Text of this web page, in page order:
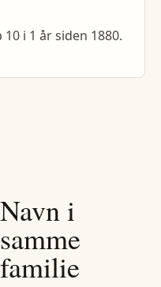
i 1 år siden 1880.
Navn i
samme
familie